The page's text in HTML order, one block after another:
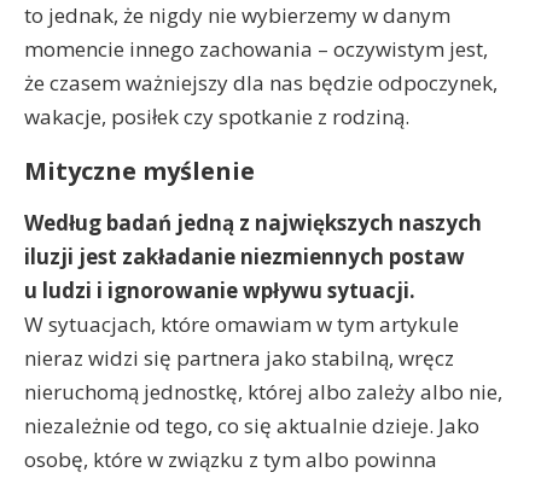
to jednak, że nigdy nie wybierzemy w danym
momencie innego zachowania – oczywistym jest,
że czasem ważniejszy dla nas będzie odpoczynek,
wakacje, posiłek czy spotkanie z rodziną.
Mityczne myślenie
Według badań jedną z największych naszych
iluzji jest zakładanie niezmiennych postaw
u ludzi i ignorowanie wpływu sytuacji.
W sytuacjach, które omawiam w tym artykule
nieraz widzi się partnera jako stabilną, wręcz
nieruchomą jednostkę, której albo zależy albo nie,
niezależnie od tego, co się aktualnie dzieje. Jako
osobę, które w związku z tym albo powinna